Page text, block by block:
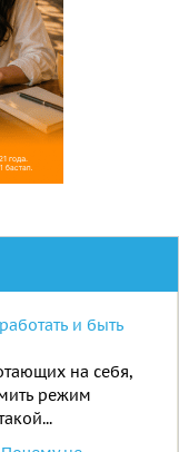
и быть
на себя,
режим